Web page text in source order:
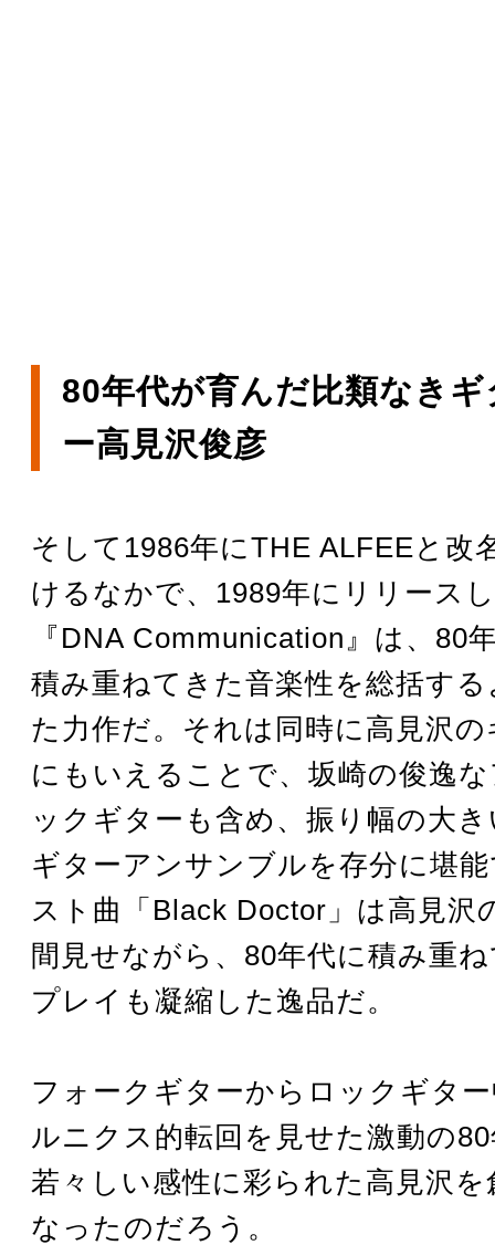
80年代が育んだ比類なき
ー高見沢俊彦
そして1986年にTHE ALFEEと改
けるなかで、1989年にリリース
『DNA Communication』は、80
積み重ねてきた音楽性を総括す
た力作だ。それは同時に高見沢
にもいえることで、坂崎の俊逸
ックギターも含め、振り幅の大
ギターアンサンブルを存分に堪
スト曲「Black Doctor」は高見沢
間見せながら、80年代に積み重
プレイも凝縮した逸品だ。
フォークギターからロックギタ
ルニクス的転回を見せた激動の
若々しい感性に彩られた高見沢
なったのだろう。